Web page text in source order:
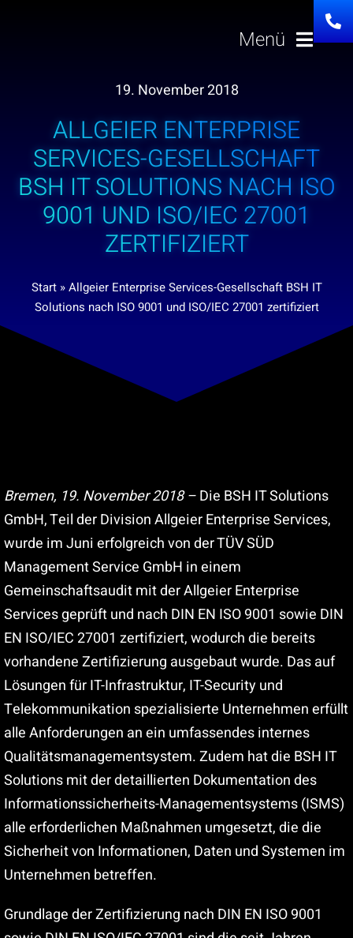
Menü
Lösungen
Über uns
Investor
Karriere
News
nach:
19. November 2018
ALLGEIER ENTERPRISE
SERVICES-GESELLSCHAFT
BSH IT SOLUTIONS NACH ISO
9001 UND ISO/IEC 27001
ZERTIFIZIERT
Start»Allgeier Enterprise Services-Gesellschaft BSH IT
Solutions nach ISO 9001 und ISO/IEC 27001 zertifiziert
Bremen, 19. November 2018 –Die BSH IT Solutions
GmbH, Teil der Division Allgeier Enterprise Services,
wurde im Juni erfolgreich von der TÜV SÜD
Management Service GmbH in einem
Gemeinschaftsaudit mit der Allgeier Enterprise
Services geprüft und nach DIN EN ISO 9001 sowie DIN
EN ISO/IEC 27001 zertifiziert, wodurch die bereits
vorhandene Zertifizierung ausgebaut wurde. Das auf
Lösungen für IT-Infrastruktur, IT-Security und
Telekommunikation spezialisierte Unternehmen erfüllt
alle Anforderungen an ein umfassendes internes
Qualitätsmanagementsystem. Zudem hat die BSH IT
Solutions mit der detaillierten Dokumentation des
Informationssicherheits-Managementsystems (ISMS)
alle erforderlichen Maßnahmen umgesetzt, die die
Sicherheit von Informationen, Daten und Systemen im
Unternehmen betreffen.
Grundlage der Zertifizierung nach DIN EN ISO 9001